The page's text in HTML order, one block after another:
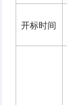
开标时间